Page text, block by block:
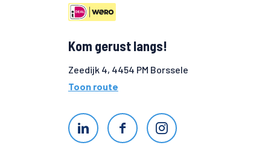
Kom gerust langs!
Zeedijk 4, 4454 PM Borssele
Toon route